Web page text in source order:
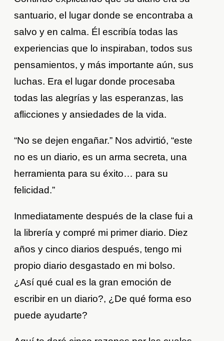
santuario, el lugar donde se encontraba a
salvo y en calma. Él escribía todas las
experiencias que lo inspiraban, todos sus
pensamientos, y más importante aún, sus
luchas. Era el lugar donde procesaba
todas las alegrías y las esperanzas, las
aflicciones y ansiedades de la vida.
“No se dejen engañar.” Nos advirtió, “este
no es un diario, es un arma secreta, una
herramienta para su éxito… para su
felicidad.”
Inmediatamente después de la clase fui a
la librería y compré mi primer diario. Diez
años y cinco diarios después, tengo mi
propio diario desgastado en mi bolso.
¿Así qué cual es la gran emoción de
escribir en un diario?, ¿De qué forma eso
puede ayudarte?